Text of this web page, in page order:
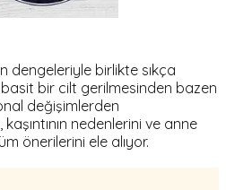
dengeleriyle birlikte sıkça
basit bir cilt gerilmesinden bazen
değişimlerden
nedenlerini ve anne
önerilerini ele alıyor.